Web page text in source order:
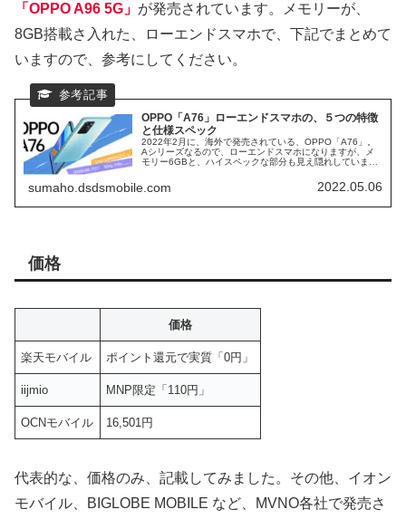
「OPPO A96 5G」 が発売されています。メモリーが、
8GB搭載さ入れた、ローエンドスマホで、下記でまとめて
いますので、参考にしてください。
OPPO「A76」ローエンドスマホの、５つの特徴
と仕様スペック
2022年2月に、海外で発売されている、OPPO「A76」。
Aシリーズなるので、ローエンドスマホになりますが、メ
モリー6GBと、ハイスペックな部分も見え隠れしていま
発売されている、OPPO「A76」のスペックをまとめてみ
ます。
sumaho.dsdsmobile.com 2022.05.06
価格
価格
楽天モバイル ポイント還元で実質「0円」
iijmio MNP限定「110円」
OCNモバイル 16,501円
代表的な、価格のみ、記載してみました。その他、イオン
モバイル、BIGLOBE MOBILE など、MVNO各社で発売さ